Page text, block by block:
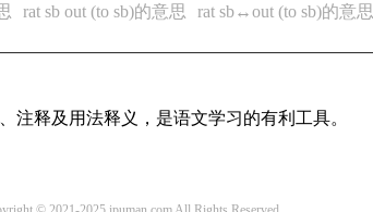
rat sb out (to sb)的意思 rat sb↔out (to sb)的意思
注释及用法释义，是语文学习的有利工具。